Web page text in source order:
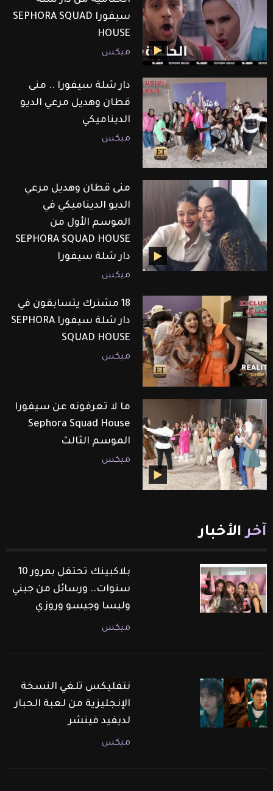
سيفورا SEPHORA SQUAD
HOUSE
ميكس
دار شلة سيفورا .. منى
قطان وهديل مرعي الديو
الديناميكي
ميكس
منى قطان وهديل مرعي
الديو الديناميكي في
الموسم الأول من
SEPHORA SQUAD HOUSE
دار شلة سيفورا
ميكس
18 مشترك يتسابقون في
دار شلة سيفورا SEPHORA
SQUAD HOUSE
ميكس
ما لا تعرفونه عن سيفورا
Sephora Squad House
الموسم الثالث
ميكس
آخر الأخبار
بلاكبينك تحتفل بمرور 10
سنوات.. ورسائل من جيني
وليسا وجيسو وروزي
ميكس
نتفليكس تلغي النسخة
الإنجليزية من لعبة الحبار
لديفيد فينشر
ميكس